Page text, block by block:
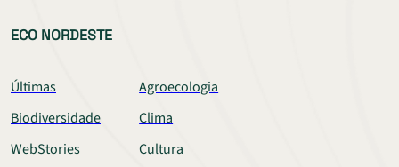
ECO NORDESTE
Últimas
Agroecologia
Biodiversidade
Clima
WebStories
Cultura